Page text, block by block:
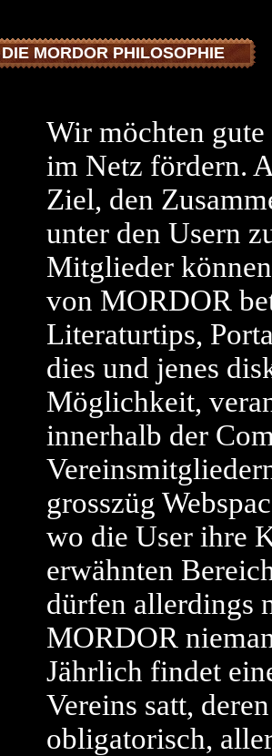
DIE MORDOR PHILOSOPHIE
Wir möchten
im Netz fördern.
Ziel, den
unter den Usern
Mitglieder
von MORDOR
Literaturtips,
dies und jenes
Möglichkeit,
innerhalb der
grosszüg
wo die User ihre
erwähnten
dürfen allerdings
MORDOR
Jährlich findet
Vereins satt,
obligatorisch,